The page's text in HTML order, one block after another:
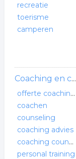
recreatie
toerisme
camperen
Coaching en counseling
offerte coaching en counseling
coachen
counseling
coaching advies
coaching counseling
personal training